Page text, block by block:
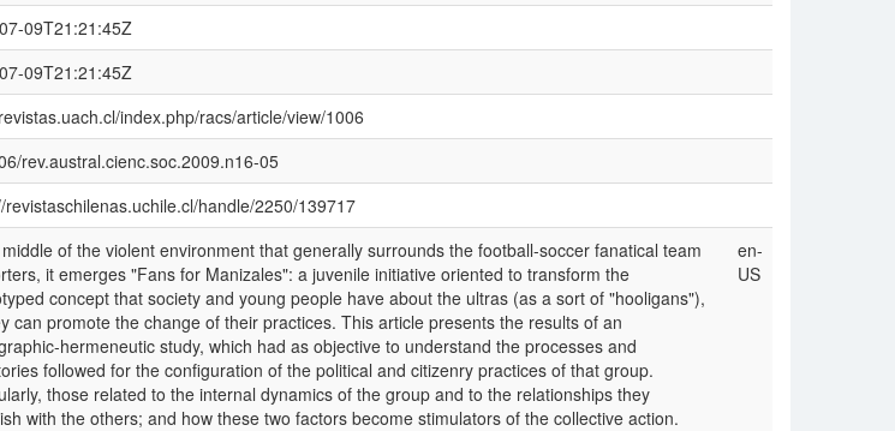
09T21:21:45Z
09T21:21:45Z
index.php/racs/article/view/1006
rev.austral.cienc.soc.2009.n16-05
revistaschilenas.uchile.cl/handle/2250/139717
of the violent environment that generally surrounds the football-soccer fanatical team
it emerges "Fans for Manizales": a juvenile initiative oriented to transform the
concept that society and young people have about the ultras (as a sort of "hooligans"),
can promote the change of their practices. This article presents the results of an
hermeneutic study, which had as objective to understand the processes and
followed for the configuration of the political and citizenry practices of that group.
those related to the internal dynamics of the group and to the relationships they
with the others; and how these two factors become stimulators of the collective action.
en-
US